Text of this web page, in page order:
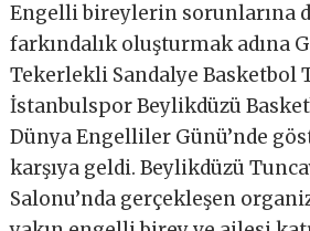
Engelli bireylerin sorunlarına
farkındalık oluşturmak adına
Tekerlekli Sandalye Basketbol
İstanbulspor Beylikdüzü
Dünya Engelliler Günü’nde
karşıya geldi. Beylikdüzü
Salonu’nda gerçekleşen